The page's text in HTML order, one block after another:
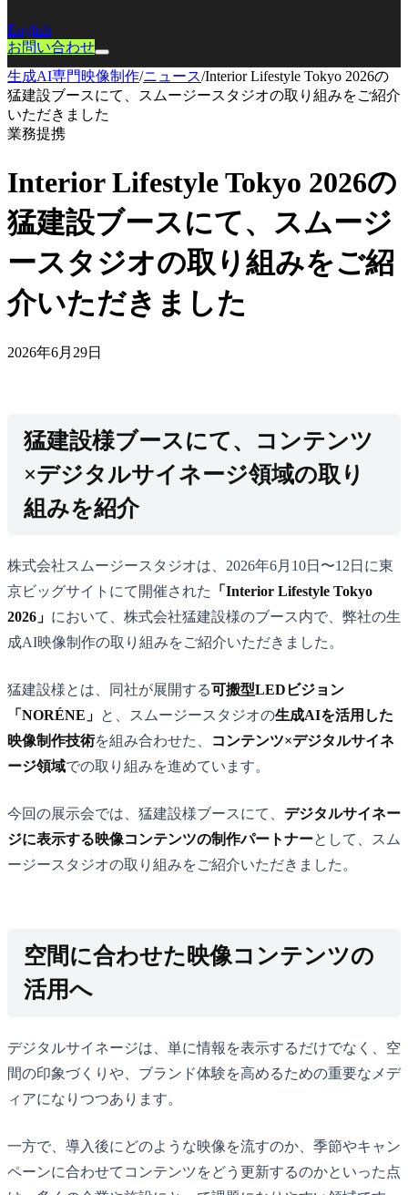
English
お問い合わせ
生成AI専門映像制作/ニュース/Interior Lifestyle Tokyo 2026の
猛建設ブースにて、スムージースタジオの取り組みをご紹介
いただきました
業務提携
Interior Lifestyle Tokyo 2026の
猛建設ブースにて、スムージ
ースタジオの取り組みをご紹
介いただきました
2026年6月29日
猛建設様ブースにて、コンテンツ
×デジタルサイネージ領域の取り
組みを紹介
株式会社スムージースタジオは、2026年6月10日〜12日に東
京ビッグサイトにて開催された
「Interior Lifestyle Tokyo
2026」 において、株式会社猛建設様のブース内で、弊社の生
成AI映像制作の取り組みをご紹介いただきました。
猛建設様とは、同社が展開する可搬型LEDビジョン
「NORÉNE」 と、スムージースタジオの生成AIを活用した
映像制作技術を組み合わせた、
コンテンツ×デジタルサイネ
ージ領域での取り組みを進めています。
今回の展示会では、猛建設様ブースにて、 デジタルサイネー
ジに表示する映像コンテンツの制作パートナーとして、スム
ージースタジオの取り組みをご紹介いただきました。
空間に合わせた映像コンテンツの
活用へ
デジタルサイネージは、単に情報を表示するだけでなく、空
間の印象づくりや、ブランド体験を高めるための重要なメデ
ィアになりつつあります。
一方で、導入後にどのような映像を流すのか、季節やキャン
ペーンに合わせてコンテンツをどう更新するのかといった点